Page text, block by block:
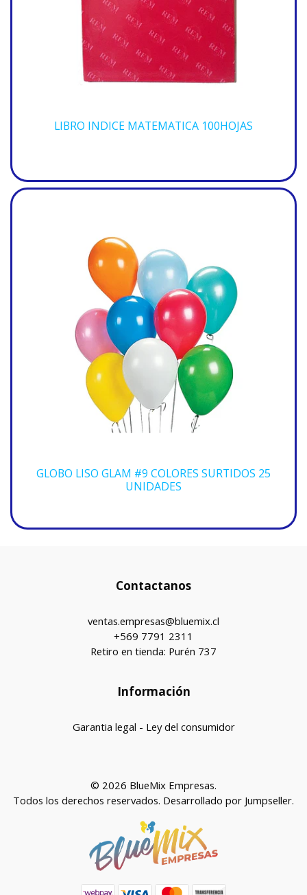
LIBRO INDICE MATEMATICA 100HOJAS
GLOBO LISO GLAM #9 COLORES SURTIDOS 25
UNIDADES
Contactanos
ventas.empresas@bluemix.cl
+569 7791 2311
Retiro en tienda: Purén 737
Información
Garantia legal - Ley del consumidor
© 2026 BlueMix Empresas.
Todos los derechos reservados. Desarrollado por Jumpseller.